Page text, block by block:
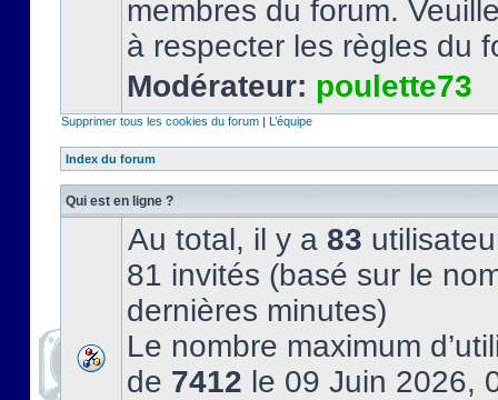
membres du forum.
à respecter les règles du
Modérateur: poulette73
Supprimer tous les cookies du forum | L’équipe
Index du forum
Qui est en ligne ?
Au total, il y a 83
81 invités (basé sur le
dernières minutes)
Le nombre maximum
de 7412 le 09 Juin 2026,